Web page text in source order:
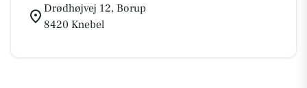
Drødhøjvej 12, Borup
8420 Knebel